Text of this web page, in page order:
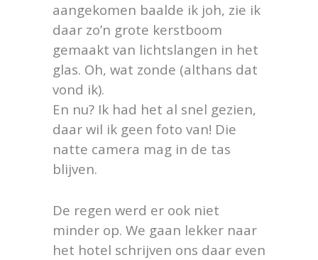
aangekomen baalde ik joh, zie ik
daar zo’n grote kerstboom
gemaakt van lichtslangen in het
glas. Oh, wat zonde (althans dat
vond ik).
En nu? Ik had het al snel gezien,
daar wil ik geen foto van! Die
natte camera mag in de tas
blijven.
De regen werd er ook niet
minder op. We gaan lekker naar
het hotel schrijven ons daar even